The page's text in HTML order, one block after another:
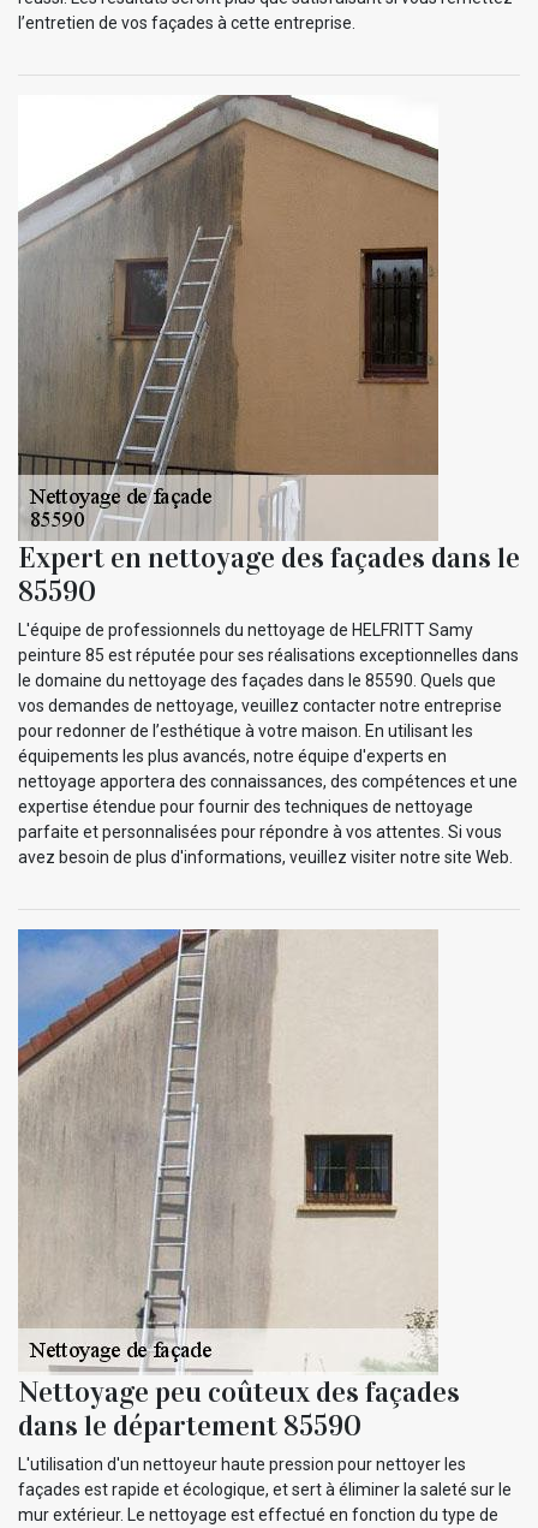
l’entretien de vos façades à cette entreprise.
Expert en nettoyage des façades dans le
85590
L'équipe de professionnels du nettoyage de HELFRITT Samy
peinture 85 est réputée pour ses réalisations exceptionnelles dans
le domaine du nettoyage des façades dans le 85590. Quels que
vos demandes de nettoyage, veuillez contacter notre entreprise
pour redonner de l’esthétique à votre maison. En utilisant les
équipements les plus avancés, notre équipe d'experts en
nettoyage apportera des connaissances, des compétences et une
expertise étendue pour fournir des techniques de nettoyage
parfaite et personnalisées pour répondre à vos attentes. Si vous
avez besoin de plus d'informations, veuillez visiter notre site Web.
Nettoyage peu coûteux des façades
dans le département 85590
L'utilisation d'un nettoyeur haute pression pour nettoyer les
façades est rapide et écologique, et sert à éliminer la saleté sur le
mur extérieur. Le nettoyage est effectué en fonction du type de